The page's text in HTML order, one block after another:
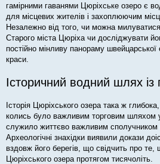
гамірними гаванями Цюріхське озеро є
для місцевих жителів і захоплюючим
Незалежно від того, чи можна милуватися
Старого міста Цюріха чи досліджувати
постійно мінливу панораму швейцарської
краси.
Історичний водний шлях із
Історія Цюріхського озера така ж
колись було важливим торговим шляхом
служило життєво важливим сполучником
Археологічні знахідки виявили докази
вздовж його берегів, що свідчить про
Цюріхського озера протягом тисячоліть.